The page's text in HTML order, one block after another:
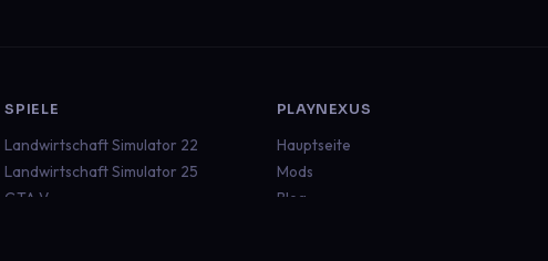
SPIELE
Landwirtschaft Simulator 22
Landwirtschaft Simulator 25
GTA V
PLAYNEXUS
Hauptseite
Mods
Blog